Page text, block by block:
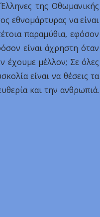
της Οθωμανικής
εθνομάρτυρας να είναι
παραμύθια, εφόσον
είναι άχρηστη όταν
έχουμε μέλλον; Σε όλες
είναι να θέσεις τα
και την ανθρωπιά.